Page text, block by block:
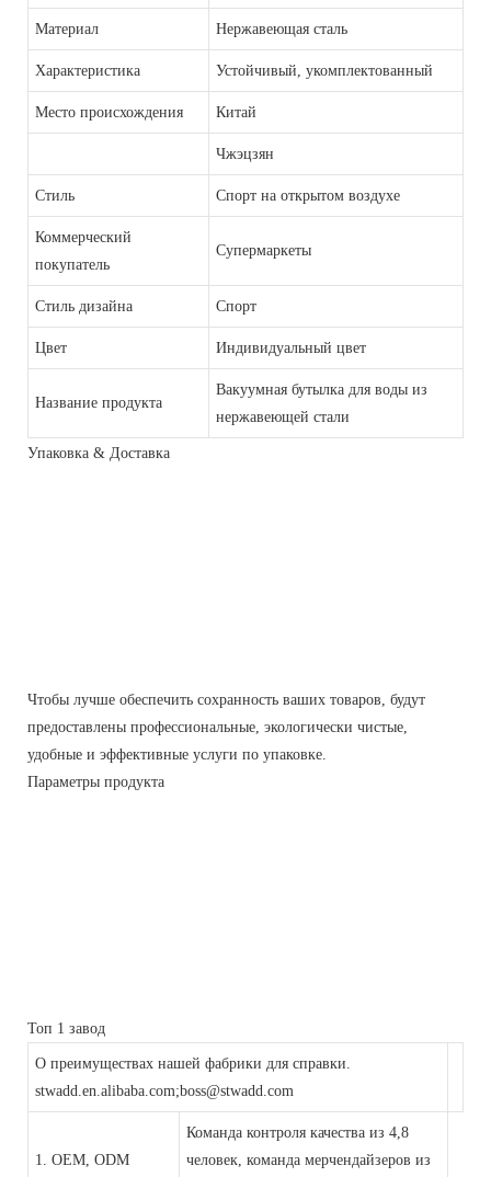
Материал Нержавеющая сталь
Характеристика Устойчивый, укомплектованный
Место происхождения Китай
Чжэцзян
Стиль Спорт на открытом воздухе
Коммерческий
покупатель
Супермаркеты
Стиль дизайна Спорт
Цвет Индивидуальный цвет
Название продукта
Вакуумная бутылка для воды из
нержавеющей стали
Упаковка & Доставка
Чтобы лучше обеспечить сохранность ваших товаров, будут
предоставлены профессиональные, экологически чистые,
удобные и эффективные услуги по упаковке.
Параметры продукта
Топ 1 завод
О преимуществах нашей фабрики для справки.
stwadd.en.alibaba.com;boss@stwadd.com
1. OEM, ODM
Команда контроля качества из 4,8
человек, команда мерчендайзеров из